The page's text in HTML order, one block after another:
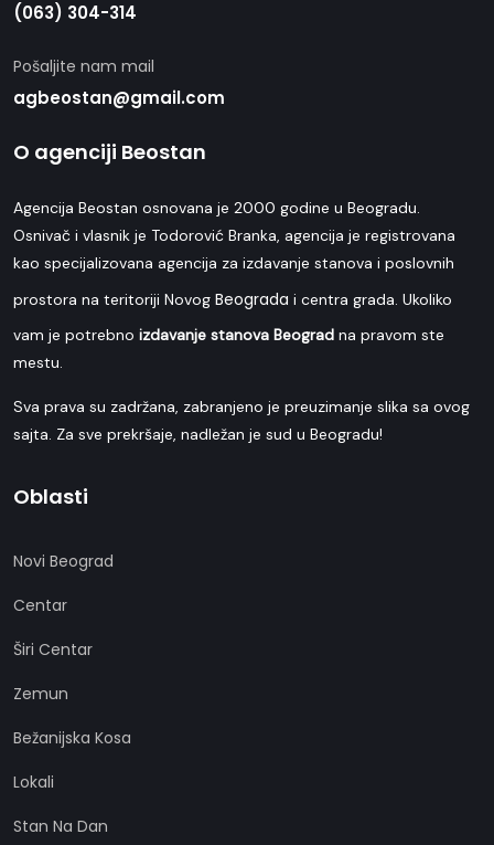
(063) 304-314
Pošaljite nam mail
agbeostan@gmail.com
O agenciji Beostan
Agencija Beostan osnovana je 2000 godine u Beogradu.
Osnivač i vlasnik je Todorović Branka, agencija je registrovana
kao specijalizovana agencija za izdavanje stanova i poslovnih
prostora na teritoriji Novog Beograda i centra grada. Ukoliko
vam je potrebno izdavanje stanova Beograd na pravom ste
mestu.
Sva prava su zadržana, zabranjeno je preuzimanje slika sa ovog
sajta. Za sve prekršaje, nadležan je sud u Beogradu!
Oblasti
Novi Beograd
Centar
Širi Centar
Zemun
Bežanijska Kosa
Lokali
Stan Na Dan